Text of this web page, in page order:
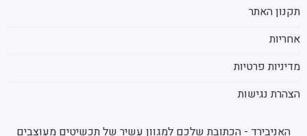
תקנון האתר
אחריות
מדיניות פרטיות
הצהרת נגישות
האניבירד - הכתובת שלכם למגוון עשיר של תכשיטים מעוצבים